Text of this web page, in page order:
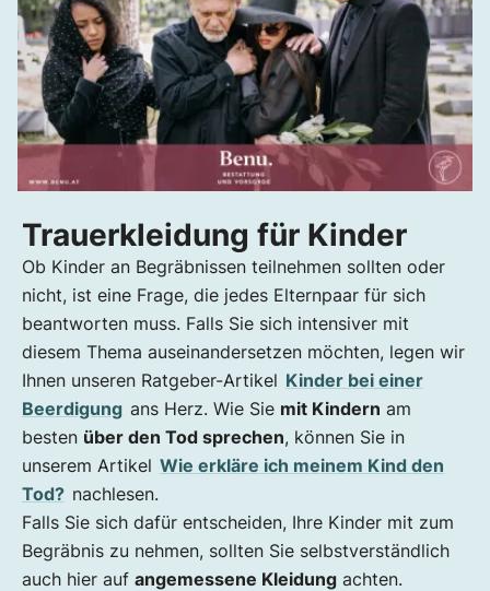
Trauerkleidung für Kinder
Ob Kinder an Begräbnissen teilnehmen sollten oder
nicht, ist eine Frage, die jedes Elternpaar für sich
beantworten muss. Falls Sie sich intensiver mit
diesem Thema auseinandersetzen möchten, legen wir
Ihnen unseren Ratgeber-Artikel Kinder bei einer
Beerdigung ans Herz. Wie Sie mit Kindern am
besten über den Tod sprechen, können Sie in
unserem Artikel Wie erkläre ich meinem Kind den
Tod? nachlesen.
Falls Sie sich dafür entscheiden, Ihre Kinder mit zum
Begräbnis zu nehmen, sollten Sie selbstverständlich
auch hier auf angemessene Kleidung achten.